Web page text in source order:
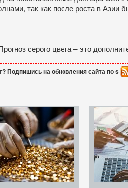
так как после роста в Азии
серого цвета – это
Подпишись на обновления сайта по s